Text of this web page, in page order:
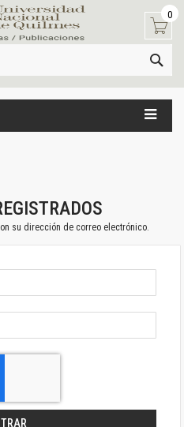
0
su dirección de correo electrónico.